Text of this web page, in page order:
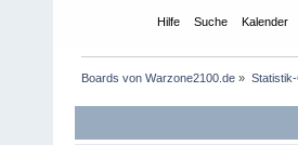
Hilfe Suche Kalender
Boards von Warzone2100.de »